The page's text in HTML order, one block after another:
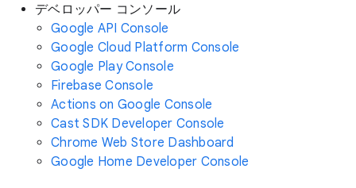
デベロッパー コンソール
Google API Console
Google Cloud Platform Console
Google Play Console
Firebase Console
Actions on Google Console
Cast SDK Developer Console
Chrome Web Store Dashboard
Google Home Developer Console